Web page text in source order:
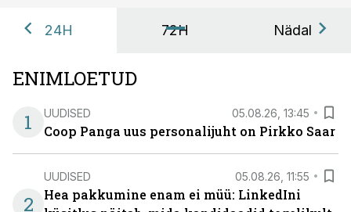
24H 72H Nädal
ENIMLOETUD
1
UUDISED 05.08.26, 13:45
Coop Panga uus personalijuht on Pirkko Saar
2
UUDISED 05.08.26, 11:55
Hea pakkumine enam ei müü: LinkedIni